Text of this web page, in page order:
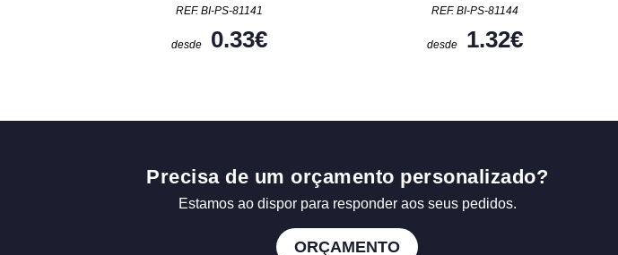
REF. BI-PS-81141
desde 0.33€
REF. BI-PS-81144
desde 1.32€
Precisa de um orçamento personalizado?
Estamos ao dispor para responder aos seus pedidos.
ORÇAMENTO